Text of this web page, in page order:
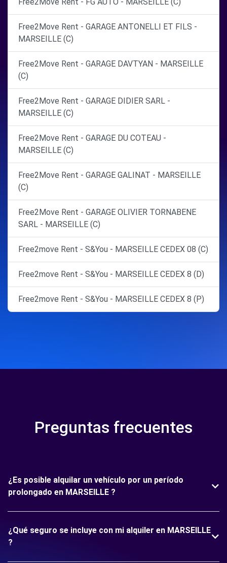
Free2Move Rent - GARAGE ANTONELLI ET FILS -
MARSEILLE (C)
Free2Move Rent - GARAGE DAVTYAN - MARSEILLE
(C)
Free2Move Rent - GARAGE DIDIER SARL -
MARSEILLE (C)
Free2Move Rent - GARAGE DU COTEAU -
MARSEILLE (C)
Free2Move Rent - GARAGE GALINAT - MARSEILLE
(C)
Free2Move Rent - GARAGE OLIVIER TORNABENE
SARL - MARSEILLE (C)
Free2move Rent - S&You - MARSEILLE CEDEX 08 (C)
Free2move Rent - S&You - MARSEILLE CEDEX 8 (D)
Free2move Rent - S&You - MARSEILLE CEDEX 8 (P)
Preguntas frecuentes
¿Es posible alquilar un vehículo por un período
prolongado en MARSEILLE ?
¿Qué seguro se incluye con mi alquiler en MARSEILLE
?